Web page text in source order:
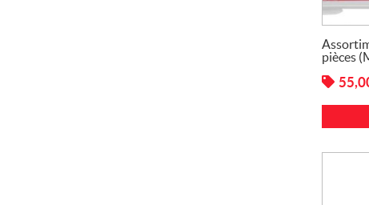
pièces